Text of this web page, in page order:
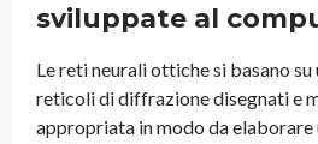
sviluppate al
Le reti neurali ottiche si basano su
reticoli di diffrazione disegnati e
appropriata in modo da elaborare